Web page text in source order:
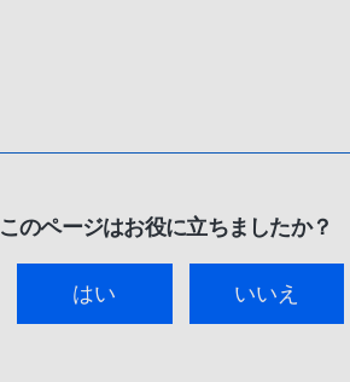
このページはお役に立ちましたか？
はい いいえ